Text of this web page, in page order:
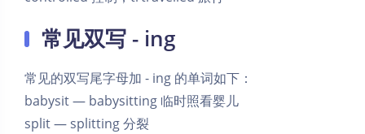
常见双写 - ing
常见的双写尾字母加 - ing 的单词如下：
babysit — babysitting 临时照看婴儿
split — splitting 分裂